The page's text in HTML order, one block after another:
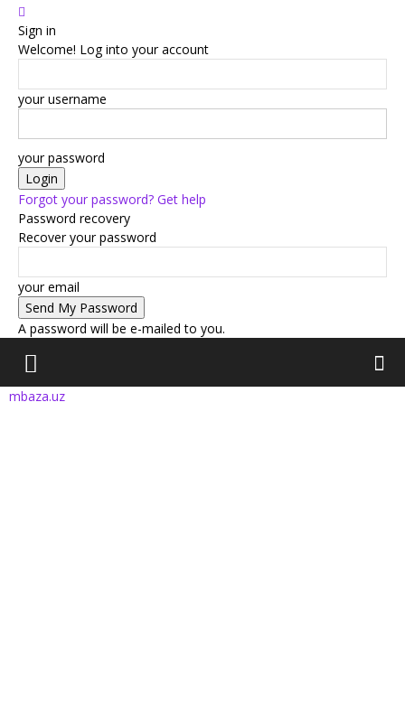
Sign in
Welcome! Log into your account
your username
your password
Forgot your password? Get help
Password recovery
Recover your password
your email
A password will be e-mailed to you.
mbaza.uz